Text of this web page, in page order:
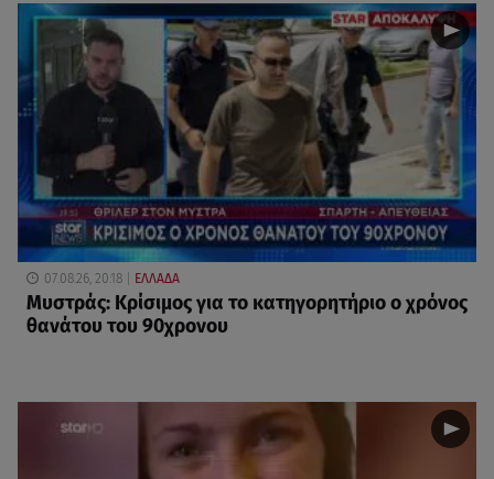
07.08.26, 20:18 ΕΛΛΑΔΑ
Μυστράς: Κρίσιμος για το κατηγορητήριο ο χρόνος
θανάτου του 90χρονου